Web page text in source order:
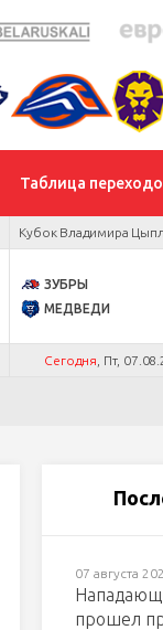
Таблица
Кубок Владимира
ЗУБРЫ
МЕДВЕДИ
Сегодня , Пт,
07 августа
прошел